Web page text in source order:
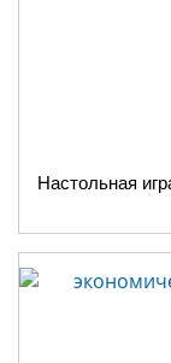
Настольная